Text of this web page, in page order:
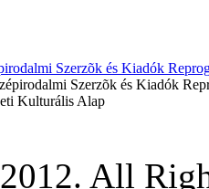
Szerzõk és Kiadók
All